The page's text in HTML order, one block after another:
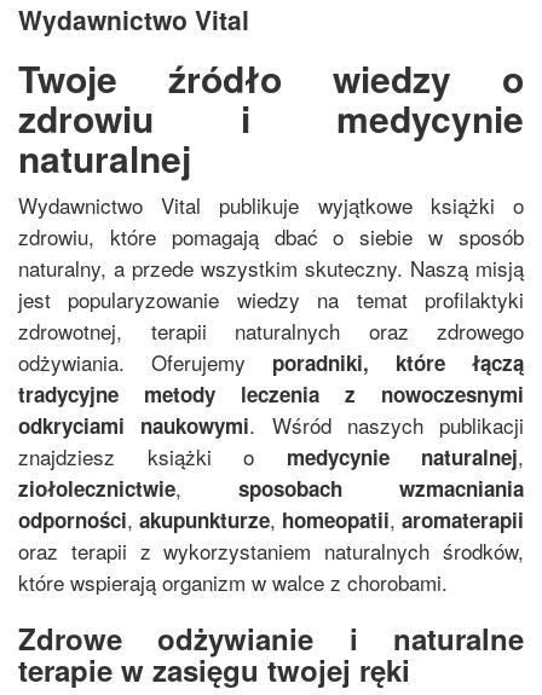
Wydawnictwo Vital
Twoje źródło wiedzy o
zdrowiu i medycynie
naturalnej
Wydawnictwo Vital publikuje wyjątkowe książki o
zdrowiu, które pomagają dbać o siebie w sposób
naturalny, a przede wszystkim skuteczny. Naszą misją
jest popularyzowanie wiedzy na temat profilaktyki
zdrowotnej, terapii naturalnych oraz zdrowego
odżywiania. Oferujemy poradniki, które łączą
tradycyjne metody leczenia z nowoczesnymi
odkryciami naukowymi. Wśród naszych publikacji
znajdziesz książki o medycynie naturalnej,
ziołolecznictwie, sposobach wzmacniania
odporności, akupunkturze, homeopatii, aromaterapii
oraz terapii z wykorzystaniem naturalnych środków,
które wspierają organizm w walce z chorobami.
Zdrowe odżywianie i naturalne
terapie w zasięgu twojej ręki